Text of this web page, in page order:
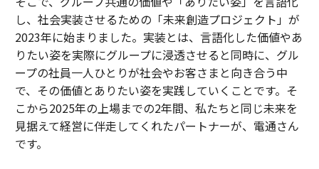
し、社会実装させるための「未来創造プロジェクト」が
2023年に始まりました。実装とは、言語化した価値やあ
りたい姿を実際にグループに浸透させると同時に、グル
ープの社員一人ひとりが社会やお客さまと向き合う中
で、その価値とありたい姿を実践していくことです。そ
こから2025年の上場までの2年間、私たちと同じ未来を
見据えて経営に伴走してくれたパートナーが、電通さん
です。